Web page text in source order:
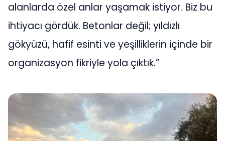
alanlarda özel anlar yaşamak istiyor. Biz bu
ihtiyacı gördük. Betonlar değil; yıldızlı
gökyüzü, hafif esinti ve yeşilliklerin içinde bir
organizasyon fikriyle yola çıktık.”